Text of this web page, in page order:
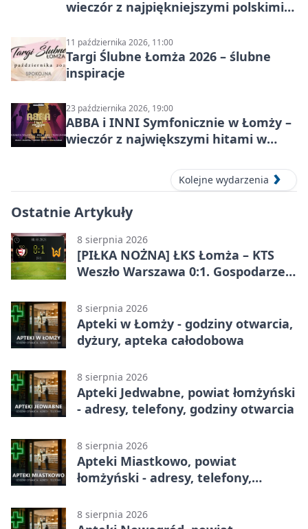
wieczór z najpiękniejszymi polskimi
11 października 2026, 11:00
Targi Ślubne Łomża 2026 – ślubne
inspiracje
23 października 2026, 19:00
ABBA i INNI Symfonicznie w Łomży –
wieczór z największymi hitami w
Kolejne wydarzenia
Ostatnie Artykuły
8 sierpnia 2026
[PIŁKA NOŻNA] ŁKS Łomża – KTS
Weszło Warszawa 0:1. Gospodarze
1 (Grupa I)
8 sierpnia 2026
Apteki w Łomży - godziny otwarcia,
dyżury, apteka całodobowa
8 sierpnia 2026
Apteki Jedwabne, powiat łomżyński
- adresy, telefony, godziny otwarcia
8 sierpnia 2026
Apteki Miastkowo, powiat
łomżyński - adresy, telefony,
8 sierpnia 2026